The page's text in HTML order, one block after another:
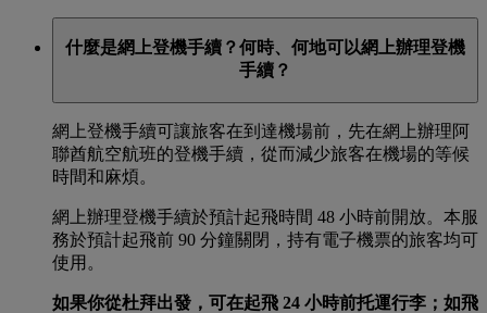
什麼是網上登機手續？何時、何地可以網上辦理登機
手續？
網上登機手續可讓旅客在到達機場前，先在網上辦理阿
聯酋航空航班的登機手續，從而減少旅客在機場的等候
時間和麻煩。
網上辦理登機手續於預計起飛時間 48 小時前開放。本服
務於預計起飛前 90 分鐘關閉，持有電子機票的旅客均可
使用。
如果你從杜拜出發，可在起飛 24 小時前托運行李；如飛